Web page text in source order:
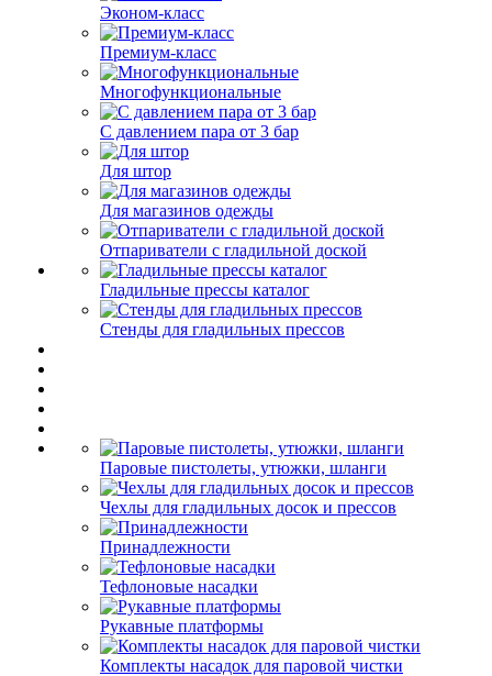
Эконом-класс
Премиум-класс
Многофункциональные
С давлением пара от 3 бар
Для штор
Для магазинов одежды
Отпариватели с гладильной доской
Гладильные прессы каталог
Стенды для гладильных прессов
Паровые пистолеты, утюжки, шланги
Чехлы для гладильных досок и прессов
Принадлежности
Тефлоновые насадки
Рукавные платформы
Комплекты насадок для паровой чистки